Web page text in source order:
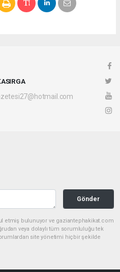
Gönder
etmiş bulunuyor ve gaziantephakikat.com
veya dolaylı tüm sorumluluğu tek
site yönetimi hiçbir şekilde